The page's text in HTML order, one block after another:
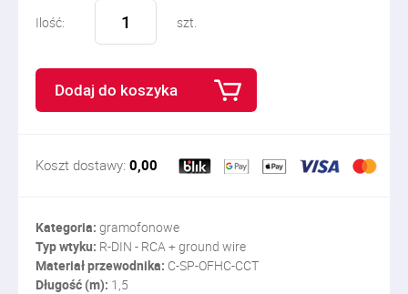
Ilość: szt.
Dodaj do koszyka
Koszt dostawy: 0,00
Kategoria: gramofonowe
Typ wtyku: R-DIN - RCA + ground wire
Materiał przewodnika: C-SP-OFHC-CCT
Długość (m): 1,5